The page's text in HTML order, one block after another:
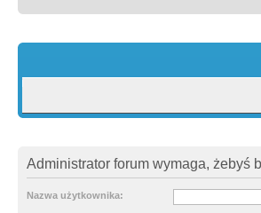
Administrator forum wymaga, żebyś
Nazwa użytkownika: